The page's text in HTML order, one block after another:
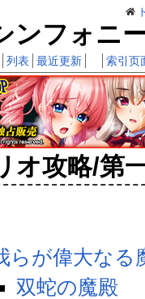
ンフォニ
列表 最近更新 索引页
オ攻略/第
らが偉大なる
双蛇の魔殿